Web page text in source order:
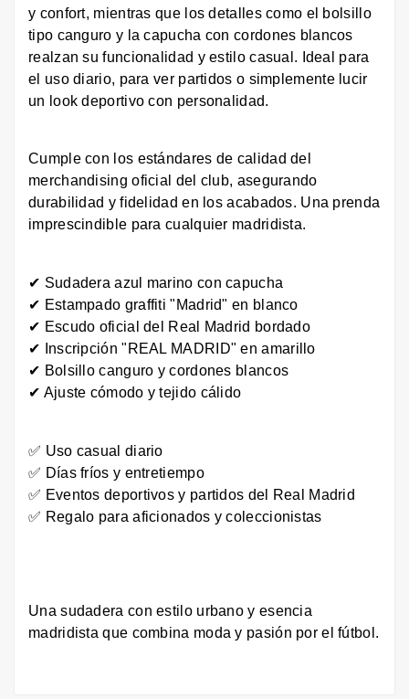
y confort, mientras que los detalles como el bolsillo
tipo canguro y la capucha con cordones blancos
realzan su funcionalidad y estilo casual. Ideal para
el uso diario, para ver partidos o simplemente lucir
un look deportivo con personalidad.
Cumple con los estándares de calidad del
merchandising oficial del club, asegurando
durabilidad y fidelidad en los acabados. Una prenda
imprescindible para cualquier madridista.
✔ Sudadera azul marino con capucha
✔ Estampado graffiti "Madrid" en blanco
✔ Escudo oficial del Real Madrid bordado
✔ Inscripción "REAL MADRID" en amarillo
✔ Bolsillo canguro y cordones blancos
✔ Ajuste cómodo y tejido cálido
✅ Uso casual diario
✅ Días fríos y entretiempo
✅ Eventos deportivos y partidos del Real Madrid
✅ Regalo para aficionados y coleccionistas
Una sudadera con estilo urbano y esencia
madridista que combina moda y pasión por el fútbol.